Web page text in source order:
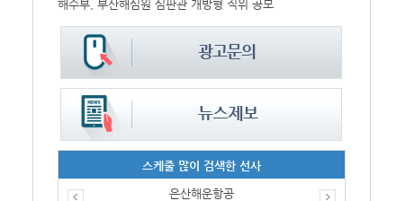
해수부, 부산해심원 심판관 개방형 직위 공모
스케줄 많이 검색한 선사
은산해운항공